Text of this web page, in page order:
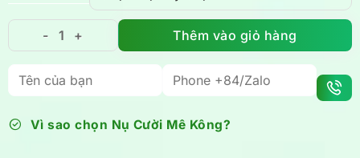
Tour hành hương Tây Ninh 1 ngày Núi Bà Đen kết
Thêm vào giỏ hàng
Vì sao chọn Nụ Cười Mê Kông?